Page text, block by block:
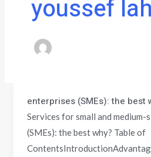
youssef
enterprises (SMEs): the best
Services for small and medium-
(SMEs): the best why? Table of
enterprises
(SMEs):
the
best